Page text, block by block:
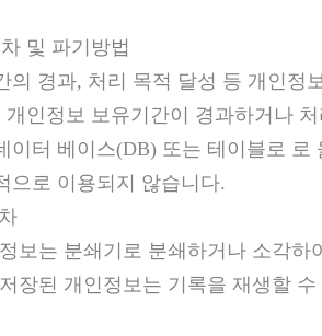
및 파기방법
의 경과, 처리 목적 달성 등 개인
인정보 보유기간이 경과하거나
이터 베이스(DB) 또는 테이블로
으로 이용되지 않습니다.
보는 분쇄기로 분쇄하거나 소각하
장된 개인정보는 기록을 재생할